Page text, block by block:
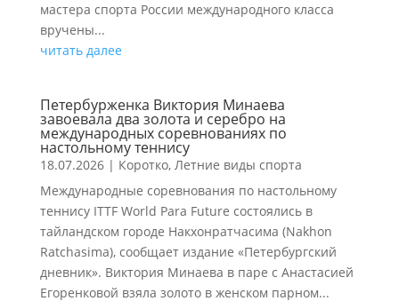
мастера спорта России международного класса
вручены...
читать далее
Петербурженка Виктория Минаева
завоевала два золота и серебро на
международных соревнованиях по
настольному теннису
18.07.2026| Коротко, Летние виды спорта
Международные соревнования по настольному
теннису ITTF World Para Future состоялись в
тайландском городе Накхонратчасима (Nakhon
Ratchasima), сообщает издание «Петербургский
дневник». Виктория Минаева в паре с Анастасией
Егоренковой взяла золото в женском парном...